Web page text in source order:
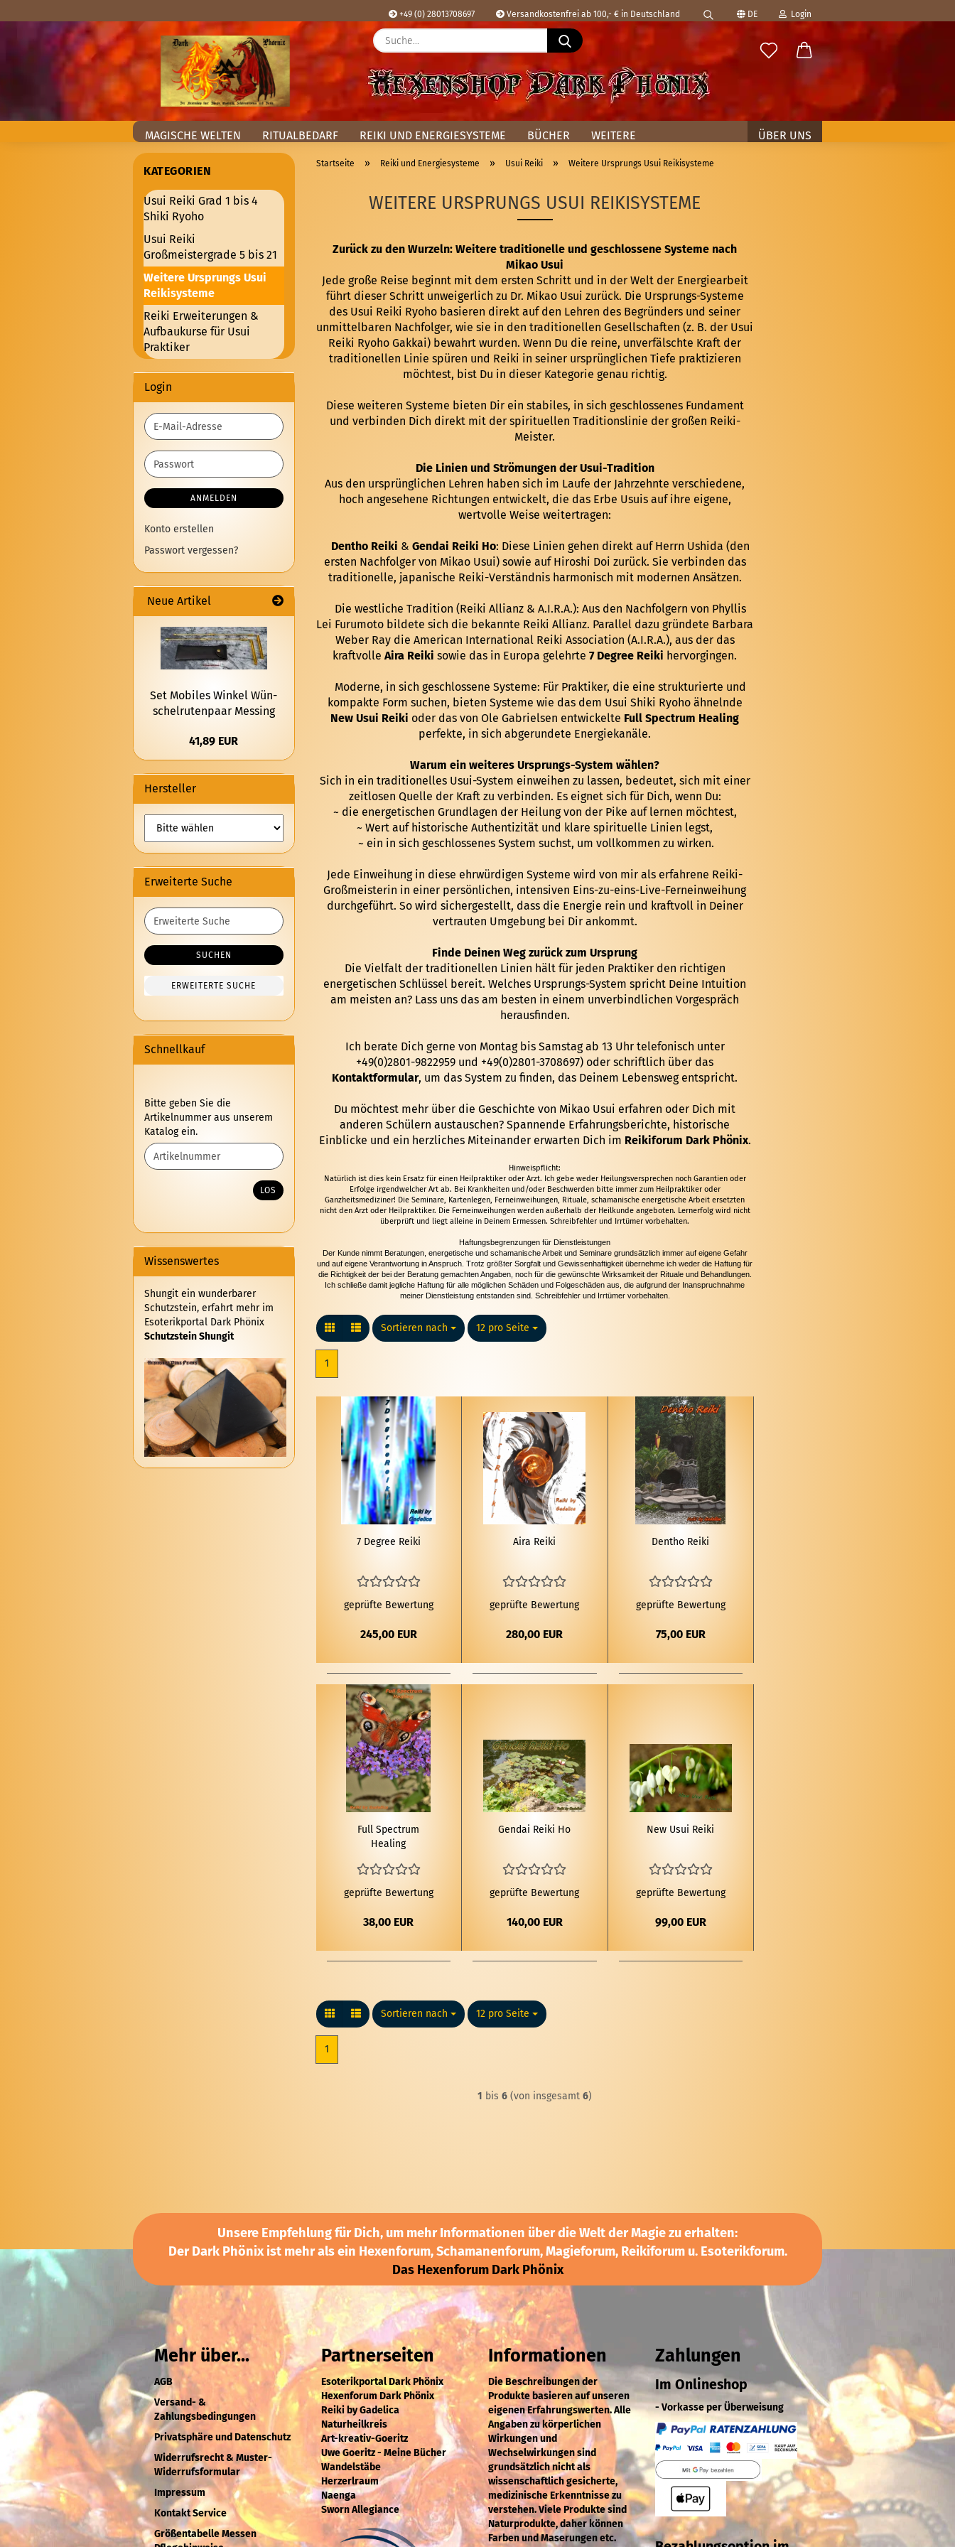
+49 (0) 28013708697 Versandkostenfrei ab 100,- € in Deutschland DE
Sprache auswählen
Lieferland
Login
E-Mail
Passwort
Konto erstellen
Suche...
MAGISCHE WELTEN RITUALBEDARF REIKI UND ENERGIESYSTEME BÜCHER ÜBER UNS
WEITERE
Startseite » Reiki und Energiesysteme » Usui Reiki » Weitere Ursprungs Usui Reikisysteme
WEITERE URSPRUNGS USUI REIKISYSTEME
Zurück zu den Wurzeln: Weitere traditionelle und geschlossene Systeme nach
Mikao Usui
Jede große Reise beginnt mit dem ersten Schritt und in der Welt der Energiearbeit
führt dieser Schritt unweigerlich zu Dr. Mikao Usui zurück. Die Ursprungs-Systeme
des Usui Reiki Ryoho basieren direkt auf den Lehren des Begründers und seiner
unmittelbaren Nachfolger, wie sie in den traditionellen Gesellschaften (z. B. der Usui
Reiki Ryoho Gakkai) bewahrt wurden. Wenn Du die reine, unverfälschte Kraft der
traditionellen Linie spüren und Reiki in seiner ursprünglichen Tiefe praktizieren
möchtest, bist Du in dieser Kategorie genau richtig.
Diese weiteren Systeme bieten Dir ein stabiles, in sich geschlossenes Fundament
und verbinden Dich direkt mit der spirituellen Traditionslinie der großen Reiki-
Meister.
Die Linien und Strömungen der Usui-Tradition
Aus den ursprünglichen Lehren haben sich im Laufe der Jahrzehnte verschiedene,
hoch angesehene Richtungen entwickelt, die das Erbe Usuis auf ihre eigene,
wertvolle Weise weitertragen:
Dentho Reiki &Gendai Reiki Ho: Diese Linien gehen direkt auf Herrn Ushida (den
ersten Nachfolger von Mikao Usui) sowie auf Hiroshi Doi zurück. Sie verbinden das
traditionelle, japanische Reiki-Verständnis harmonisch mit modernen Ansätzen.
Die westliche Tradition (Reiki Allianz & A.I.R.A.): Aus den Nachfolgern von Phyllis
Lei Furumoto bildete sich die bekannte Reiki Allianz. Parallel dazu gründete Barbara
Weber Ray die American International Reiki Association (A.I.R.A.), aus der das
kraftvolleAira Reikisowie das in Europa gelehrte7 Degree Reiki hervorgingen.
Moderne, in sich geschlossene Systeme: Für Praktiker, die eine strukturierte und
kompakte Form suchen, bieten Systeme wie das dem Usui Shiki Ryoho ähnelnde
New Usui Reiki oder das von Ole Gabrielsen entwickelte Full Spectrum Healing
perfekte, in sich abgerundete Energiekanäle.
Warum ein weiteres Ursprungs-System wählen?
Sich in ein traditionelles Usui-System einweihen zu lassen, bedeutet, sich mit einer
zeitlosen Quelle der Kraft zu verbinden. Es eignet sich für Dich, wenn Du:
~ die energetischen Grundlagen der Heilung von der Pike auf lernen möchtest,
~ Wert auf historische Authentizität und klare spirituelle Linien legst,
~ ein in sich geschlossenes System suchst, um vollkommen zu wirken.
Jede Einweihung in diese ehrwürdigen Systeme wird von mir als erfahrene Reiki-
Großmeisterin in einer persönlichen, intensiven Eins-zu-eins-Live-Ferneinweihung
durchgeführt. So wird sichergestellt, dass die Energie rein und kraftvoll in Deiner
vertrauten Umgebung bei Dir ankommt.
Finde Deinen Weg zurück zum Ursprung
Die Vielfalt der traditionellen Linien hält für jeden Praktiker den richtigen
energetischen Schlüssel bereit. Welches Ursprungs-System spricht Deine Intuition
am meisten an? Lass uns das am besten in einem unverbindlichen Vorgespräch
herausfinden.
Ich berate Dich gerne von Montag bis Samstag ab 13 Uhr telefonisch unter
+49(0)2801-9822959 und +49(0)2801-3708697) oder schriftlich über das
Kontaktformular, um das System zu finden, das Deinem Lebensweg entspricht.
Du möchtest mehr über die Geschichte von Mikao Usui erfahren oder Dich mit
anderen Schülern austauschen? Spannende Erfahrungsberichte, historische
Einblicke und ein herzliches Miteinander erwarten Dich im Reikiforum Dark Phönix.
Hinweispflicht:
Natürlich ist dies kein Ersatz für einen Heilpraktiker oder Arzt. Ich gebe weder Heilungsversprechen noch Garantien oder
Erfolge irgendwelcher Art ab. Bei Krankheiten und/oder Beschwerden bitte immer zum Heilpraktiker oder
Ganzheitsmediziner! Die Seminare, Kartenlegen, Ferneinweihungen, Rituale, schamanische energetische Arbeit ersetzten
nicht den Arzt oder Heilpraktiker. Die Ferneinweihungen werden außerhalb der Heilkunde angeboten. Lernerfolg wird nicht
überprüft und liegt alleine in Deinem Ermessen. Schreibfehler und Irrtümer vorbehalten.
Haftungsbegrenzungen für Dienstleistungen
Der Kunde nimmt Beratungen, energetische und schamanische Arbeit und Seminare grundsätzlich immer auf eigene Gefahr
und auf eigene Verantwortung in Anspruch. Trotz größter Sorgfalt und Gewissenhaftigkeit übernehme ich weder die Haftung für
die Richtigkeit der bei der Beratung gemachten Angaben, noch für die gewünschte Wirksamkeit der Rituale und Behandlungen.
Ich schließe damit jegliche Haftung für alle möglichen Schäden und Folgeschäden aus, die aufgrund der Inanspruchnahme
meiner Dienstleistung entstanden sind. Schreibfehler und Irrtümer vorbehalten.
Sortieren nach
Sortieren nach 12 pro Seite
pro Seite
1
7 De­gree Reiki
geprüfte Bewertung
245,00 EUR
Aira Reiki
geprüfte Bewertung
280,00 EUR
Den­tho Reiki
geprüfte Bewertung
75,00 EUR
Full Spec­trum
He­a­ling
geprüfte Bewertung
38,00 EUR
Gen­dai Reiki Ho
geprüfte Bewertung
140,00 EUR
New Usui Reiki
geprüfte Bewertung
99,00 EUR
Sortieren nach
Sortieren nach 12 pro Seite
pro Seite
1
1 bis6 (von insgesamt6)
KATEGORIEN
Usui Reiki Grad 1 bis 4
Shiki Ryoho
Usui Reiki
Großmeistergrade 5 bis 21
Weitere Ursprungs Usui
Reikisysteme
Reiki Erweiterungen &
Aufbaukurse für Usui
Praktiker
Login
E-
Mail-
Adresse
Passwort
ANMELDEN
Konto erstellen
Passwort vergessen?
Neue Artikel
Set Mo­bi­les Win­kel Wün­
schel­ru­ten­paar Mes­sing
41,89 EUR
Hersteller
Erweiterte Suche
Erweiterte
Suche
SUCHEN
ERWEITERTE SUCHE
Schnellkauf
BITTE
GEBEN
SIE
DIE
ARTIKELNUMMER
AUS
Bitte geben Sie die
Artikelnummer aus unserem
Katalog ein.
LOS
Wissenswertes
Shungit ein wunderbarer
Schutzstein, erfahrt mehr im
Esoterikportal Dark Phönix
Schutzstein Shungit
Unsere Empfehlung für Dich, um mehr Informationen über die Welt der Magie zu erhalten:
Der Dark Phönix ist mehr als ein Hexenforum, Schamanenforum, Magieforum, Reikiforum u. Esoterikforum.
Das Hexenforum Dark Phönix
Mehr über...
AGB
Versand- &
Zahlungsbedingungen
Privatsphäre und Datenschutz
Widerrufsrecht & Muster-
Widerrufsformular
Impressum
Kontakt Service
Größentabelle Messen
Partnerseiten
Esoterikportal Dark Phönix
Hexenforum Dark Phönix
Reiki by Gadelica
Naturheilkreis
Art-kreativ-Goeritz
Uwe Goeritz - Meine Bücher
Wandelstäbe
Herzerlraum
Naenga
Sworn Allegiance
Informationen
Die Beschreibungen der
Produkte basieren auf unseren
eigenen Erfahrungswerten. Alle
Angaben zu körperlichen
Wirkungen und
Wechselwirkungen sind
grundsätzlich nicht als
wissenschaftlich gesicherte,
medizinische Erkenntnisse zu
verstehen. Viele Produkte sind
Naturprodukte, daher können
Farben und Maserungen etc.
Zahlungen
Im Onlineshop
- Vorkasse per Überweisung